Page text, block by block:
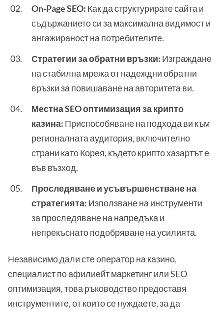
On-Page SEO: Как да структурирате сайта и
съдържанието си за максимална видимост и
ангажираност на потребителите.
Стратегии за обратни връзки: Изграждане
на стабилна мрежа от надеждни обратни
връзки за повишаване на авторитета ви.
Местна SEO оптимизация за крипто
казина: Приспособяване на подхода ви към
регионалната аудитория, включително
страни като Корея, където крипто хазартът е
във възход.
Проследяване и усъвършенстване на
стратегията: Използване на инструменти
за проследяване на напредъка и
непрекъснато подобряване на усилията.
Независимо дали сте оператор на казино,
специалист по афилиейт маркетинг или SEO
оптимизация, това ръководство предоставя
инструментите, от които се нуждаете, за да